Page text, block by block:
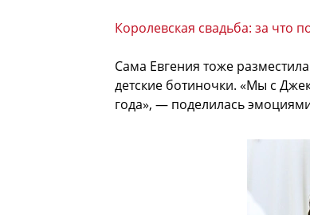
Королевская свадьба: за что
Сама Евгения тоже
детские ботиночки. «Мы с
года», — поделилась